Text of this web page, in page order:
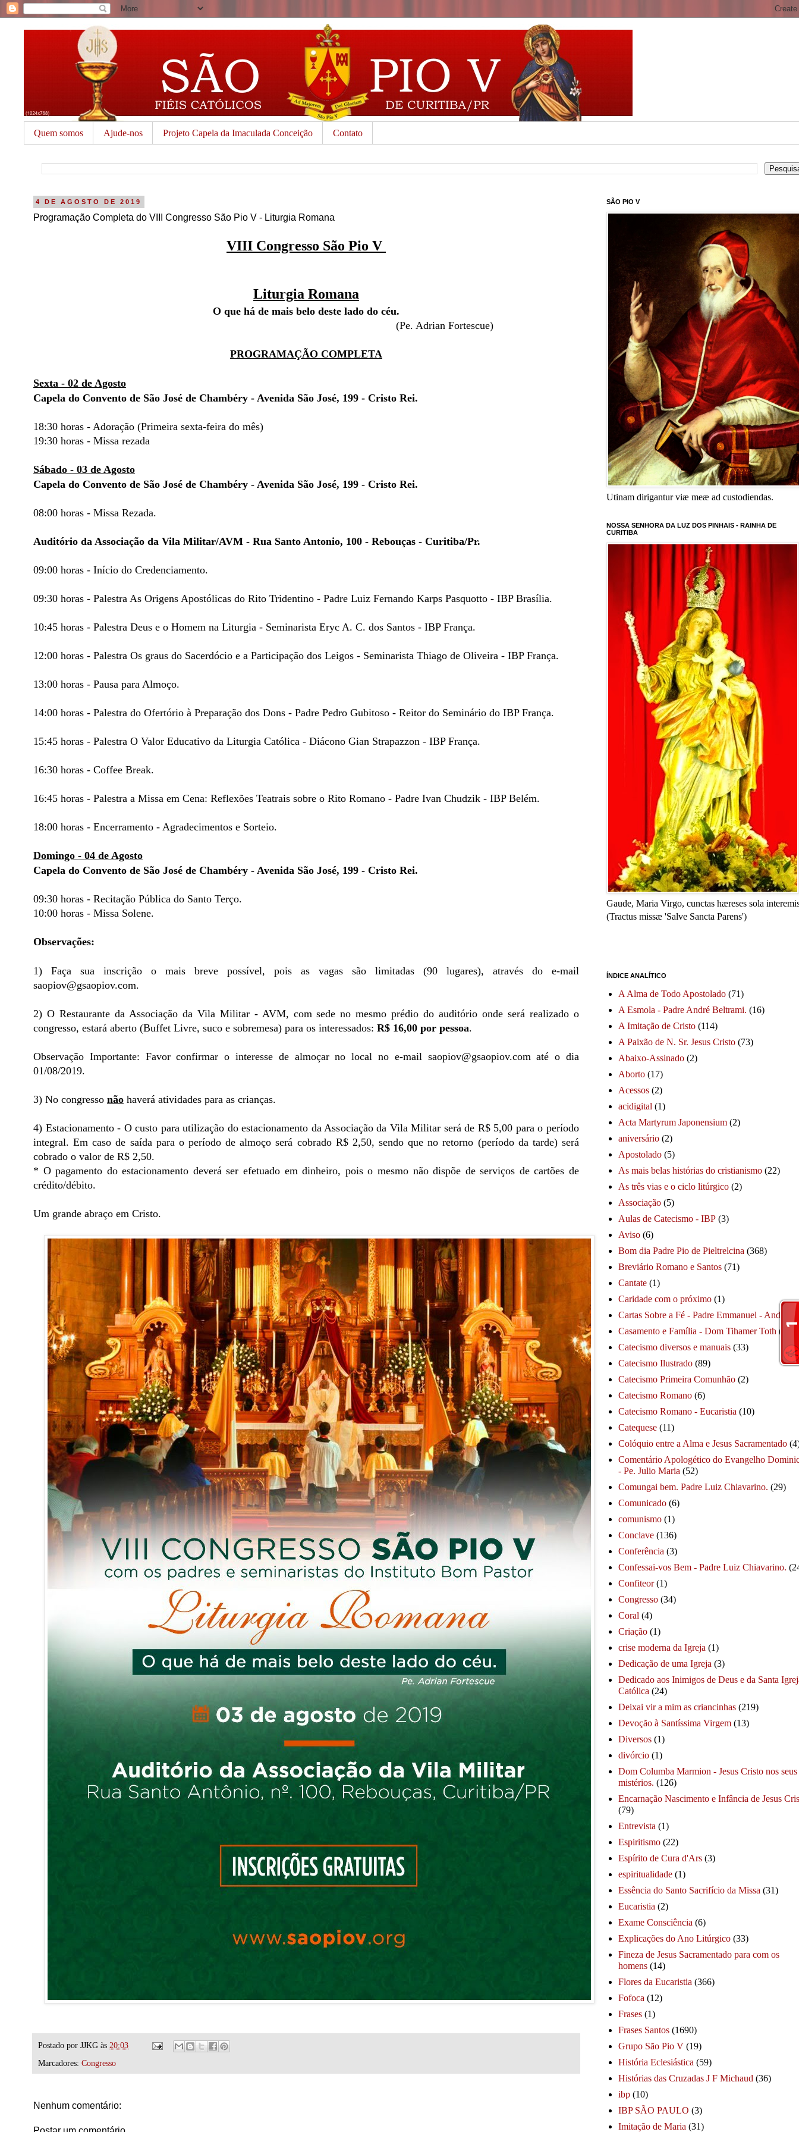
Quem somos Ajude-nos Projeto Capela da Imaculada Conceição Contato
4 DE AGOSTO DE 2019
Programação Completa do VIII Congresso São Pio V - Liturgia Romana
VIII Congresso São Pio V
Liturgia Romana
O que há de mais belo deste lado do céu.
(Pe. Adrian Fortescue)
PROGRAMAÇÃO COMPLETA
Sexta - 02 de Agosto
Capela do Convento de São José de Chambéry - Avenida São José, 199 - Cristo Rei.
18:30 horas - Adoração (Primeira sexta-feira do mês)
19:30 horas - Missa rezada
Sábado - 03 de Agosto
Capela do Convento de São José de Chambéry - Avenida São José, 199 - Cristo Rei.
08:00 horas - Missa Rezada.
Auditório da Associação da Vila Militar/AVM - Rua Santo Antonio, 100 - Rebouças - Curitiba/Pr.
09:00 horas - Início do Credenciamento.
09:30 horas - Palestra As Origens Apostólicas do Rito Tridentino - Padre Luiz Fernando Karps Pasquotto - IBP Brasília.
10:45 horas - Palestra Deus e o Homem na Liturgia - Seminarista Eryc A. C. dos Santos - IBP França.
12:00 horas - Palestra Os graus do Sacerdócio e a Participação dos Leigos - Seminarista Thiago de Oliveira - IBP França.
13:00 horas - Pausa para Almoço.
14:00 horas - Palestra do Ofertório à Preparação dos Dons - Padre Pedro Gubitoso - Reitor do Seminário do IBP França.
15:45 horas - Palestra O Valor Educativo da Liturgia Católica - Diácono Gian Strapazzon - IBP França.
16:30 horas - Coffee Break.
16:45 horas - Palestra a Missa em Cena: Reflexões Teatrais sobre o Rito Romano - Padre Ivan Chudzik - IBP Belém.
18:00 horas - Encerramento - Agradecimentos e Sorteio.
Domingo - 04 de Agosto
Capela do Convento de São José de Chambéry - Avenida São José, 199 - Cristo Rei.
09:30 horas - Recitação Pública do Santo Terço.
10:00 horas - Missa Solene.
Observações:
1) Faça sua inscrição o mais breve possível, pois as vagas são limitadas (90 lugares), através do e-mail
saopiov@gsaopiov.com.
2) O Restaurante da Associação da Vila Militar - AVM, com sede no mesmo prédio do auditório onde será realizado o
congresso, estará aberto (Buffet Livre, suco e sobremesa) para os interessados: R$ 16,00 por pessoa.
Observação Importante: Favor confirmar o interesse de almoçar no local no e-mail saopiov@gsaopiov.com até o dia
01/08/2019.
3) No congresso não haverá atividades para as crianças.
4) Estacionamento - O custo para utilização do estacionamento da Associação da Vila Militar será de R$ 5,00 para o período
integral. Em caso de saída para o período de almoço será cobrado R$ 2,50, sendo que no retorno (período da tarde) será
cobrado o valor de R$ 2,50.
* O pagamento do estacionamento deverá ser efetuado em dinheiro, pois o mesmo não dispõe de serviços de cartões de
crédito/débito.
Um grande abraço em Cristo.
Postado por JJKG às 20:03
Marcadores: Congresso
Nenhum comentário:
SÃO PIO V
Utinam dirigantur viæ meæ ad custodiendas.
NOSSA SENHORA DA LUZ DOS PINHAIS - RAINHA DE
CURITIBA
Gaude, Maria Virgo, cunctas hæreses sola
(Tractus missæ 'Salve Sancta Parens')
ÍNDICE ANALÍTICO
A Alma de Todo Apostolado (71)
A Esmola - Padre André Beltrami. (16)
A Imitação de Cristo (114)
A Paixão de N. Sr. Jesus Cristo (73)
Abaixo-Assinado (2)
Aborto (17)
Acessos (2)
acidigital (1)
Acta Martyrum Japonensium (2)
aniversário (2)
Apostolado (5)
As mais belas histórias do cristianismo (22)
As três vias e o ciclo litúrgico (2)
Associação (5)
Aulas de Catecismo - IBP (3)
Aviso (6)
Bom dia Padre Pio de Pieltrelcina (368)
Breviário Romano e Santos (71)
Cantate (1)
Caridade com o próximo (1)
Cartas Sobre a Fé - Padre Emmanuel - André
Casamento e Família - Dom Tihamer Toth (115)
Catecismo diversos e manuais (33)
Catecismo Ilustrado (89)
Catecismo Primeira Comunhão (2)
Catecismo Romano (6)
Catecismo Romano - Eucaristia (10)
Catequese (11)
Colóquio entre a Alma e Jesus Sacramentado
Comentário Apologético do Evangelho
- Pe. Julio Maria (52)
Comungai bem. Padre Luiz Chiavarino. (29)
Comunicado (6)
comunismo (1)
Conclave (136)
Conferência (3)
Confessai-vos Bem - Padre Luiz Chiavarino.
Confiteor (1)
Congresso (34)
Coral (4)
Criação (1)
crise moderna da Igreja (1)
Dedicação de uma Igreja (3)
Dedicado aos Inimigos de Deus e da Santa
Católica (24)
Deixai vir a mim as criancinhas (219)
Devoção à Santíssima Virgem (13)
Diversos (1)
divórcio (1)
Dom Columba Marmion - Jesus Cristo nos seus
mistérios. (126)
Encarnação Nascimento e Infância de Jesus
(79)
Entrevista (1)
Espiritismo (22)
Espírito de Cura d'Ars (3)
espiritualidade (1)
Essência do Santo Sacrifício da Missa (31)
Eucaristia (2)
Exame Consciência (6)
Explicações do Ano Litúrgico (33)
Fineza de Jesus Sacramentado para com os
homens (14)
Flores da Eucaristia (366)
Fofoca (12)
Frases (1)
Frases Santos (1690)
Grupo São Pio V (19)
História Eclesiástica (59)
Histórias das Cruzadas J F Michaud (36)
ibp (10)
IBP SÃO PAULO (3)
Imitação de Maria (31)